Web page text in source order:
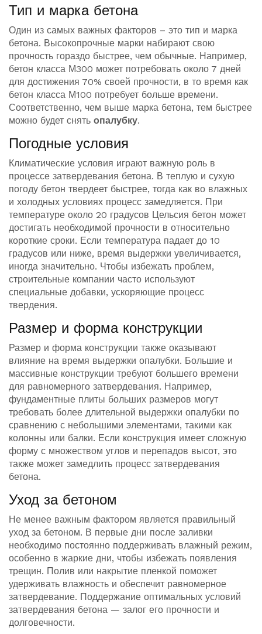
Тип и марка бетона
Один из самых важных факторов – это тип и марка
бетона. Высокопрочные марки набирают свою
прочность гораздо быстрее, чем обычные. Например,
бетон класса М300 может потребовать около 7 дней
для достижения 70% своей прочности, в то время как
бетон класса М100 потребует больше времени.
Соответственно, чем выше марка бетона, тем быстрее
можно будет снять опалубку.
Погодные условия
Климатические условия играют важную роль в
процессе затвердевания бетона. В теплую и сухую
погоду бетон твердеет быстрее, тогда как во влажных
и холодных условиях процесс замедляется. При
температуре около 20 градусов Цельсия бетон может
достигать необходимой прочности в относительно
короткие сроки. Если температура падает до 10
градусов или ниже, время выдержки увеличивается,
иногда значительно. Чтобы избежать проблем,
строительные компании часто используют
специальные добавки, ускоряющие процесс
твердения.
Размер и форма конструкции
Размер и форма конструкции также оказывают
влияние на время выдержки опалубки. Большие и
массивные конструкции требуют большего времени
для равномерного затвердевания. Например,
фундаментные плиты больших размеров могут
требовать более длительной выдержки опалубки по
сравнению с небольшими элементами, такими как
колонны или балки. Если конструкция имеет сложную
форму с множеством углов и перепадов высот, это
также может замедлить процесс затвердевания
бетона.
Уход за бетоном
Не менее важным фактором является правильный
уход за бетоном. В первые дни после заливки
необходимо постоянно поддерживать влажный режим,
особенно в жаркие дни, чтобы избежать появления
трещин. Полив или накрытие пленкой поможет
удерживать влажность и обеспечит равномерное
затвердевание. Поддержание оптимальных условий
затвердевания бетона — залог его прочности и
долговечности.